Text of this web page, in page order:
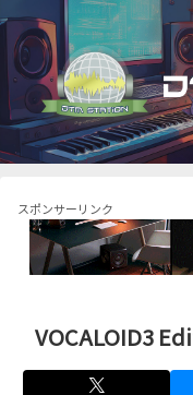
スポンサーリンク
VOCALOID3